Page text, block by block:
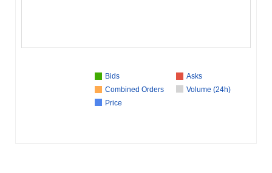
Bids
Asks
Combined Orders
Volume (24h)
Price